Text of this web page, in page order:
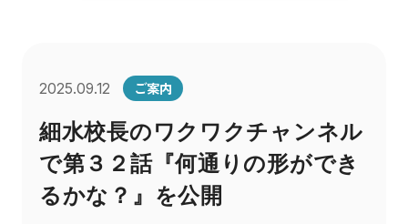
2025.09.12 ご案内
細水校長のワクワクチャンネル
で第３２話『何通りの形ができ
るかな？』を公開